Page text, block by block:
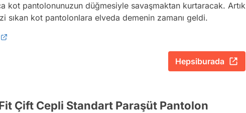
kot pantolonunuzun düğmesiyle savaşmaktan kurtaracak. Artık
sıkan kot pantolonlara elveda demenin zamanı geldi.
Hepsiburada
Çift Cepli Standart Paraşüt Pantolon